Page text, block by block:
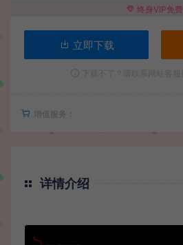
终身VIP免费
立即下载
增值服务：
详情介绍